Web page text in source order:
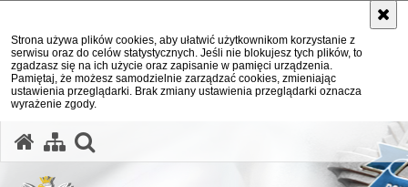
Strona używa plików cookies, aby ułatwić użytkownikom korzystanie z
serwisu oraz do celów statystycznych. Jeśli nie blokujesz tych plików, to
zgadzasz się na ich użycie oraz zapisanie w pamięci urządzenia.
Pamiętaj, że możesz samodzielnie zarządzać cookies, zmieniając
ustawienia przeglądarki. Brak zmiany ustawienia przeglądarki oznacza
wyrażenie zgody.